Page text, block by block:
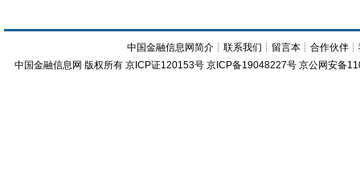
中国金融信息网简介 ┊联系我们 ┊ 留言本 ┊合作伙伴 ┊
中国金融信息网 版权所有 京ICP证120153号 京ICP备19048227号 京公网安备